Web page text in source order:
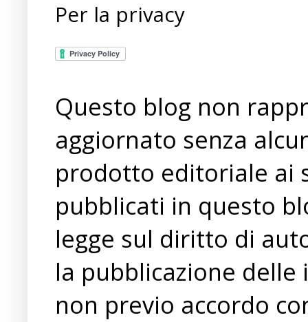
Per la privacy
Questo blog non
aggiornato senza
prodotto editoriale ai
pubblicati in questo
legge sul diritto di
la pubblicazione
non previo accordo